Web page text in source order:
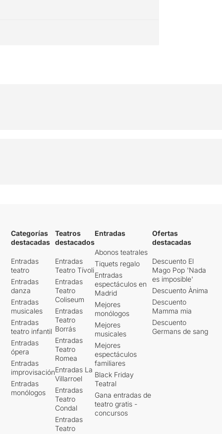
Categorías
destacadas
Entradas
teatro
Entradas
danza
Entradas
musicales
Entradas
teatro infantil
Entradas
ópera
Entradas
improvisación
Entradas
monólogos
Teatros
destacados
Entradas
Teatro Tívoli
Entradas
Teatro
Coliseum
Entradas
Teatro
Borrás
Entradas
Teatro
Romea
Entradas La
Villarroel
Entradas
Teatro
Condal
Entradas
Teatro
Entradas
Abonos teatrales
Tiquets regalo
Entradas
espectáculos en
Madrid
Mejores
monólogos
Mejores
musicales
Mejores
espectáculos
familiares
Black Friday
Teatral
Gana entradas de
teatro gratis -
concursos
Ofertas
destacadas
Descuento El
Mago Pop 'Nada
es imposible'
Descuento Ànima
Descuento
Mamma mia
Descuento
Germans de sang